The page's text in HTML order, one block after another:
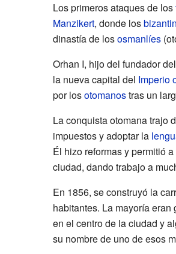
Los primeros ataques de los
Manzikert, donde los
dinastía de lososmanlíes
Orhan I, hijo del fundador del
la nueva capital del Imperio
por losotomanostras un
La conquista otomana trajo
impuestos y adoptar la
Él hizo reformas y permitió
ciudad, dando trabajo a
En 1856, se construyó la
habitantes. La mayoría
en el centro de la ciudad y
su nombre de uno de esos